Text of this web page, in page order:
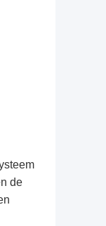
de